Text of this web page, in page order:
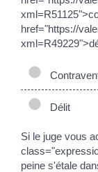
href="https://
Délit
Si le juge vous
peine s'étale